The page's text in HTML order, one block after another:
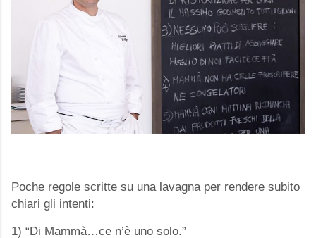
Poche regole scritte su una lavagna per rendere subito
chiari gli intenti:
1) “Di Mammà…ce n’è uno solo.”